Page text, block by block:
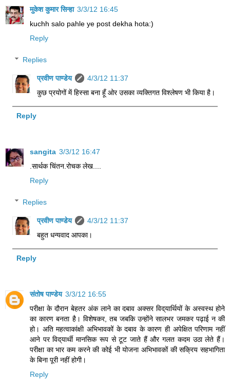
मुकेश कुमार सिन्हा 3/3/12 16:45
kuchh salo pahle ye post dekha hota:)
Reply
Replies
प्रवीण पाण्डेय
4/3/12 11:37
कुछ प्रयोगों में हिस्सा बना हूँ ओर उसका व्यक्तिगत विश्लेषण भी किया है।
Reply
sangita 3/3/12 16:47
.सार्थक चिंतन.रोचक लेख....
Reply
Replies
प्रवीण पाण्डेय
4/3/12 11:37
बहुत धन्यवाद आपका।
Reply
संतोष पाण्डेय 3/3/12 16:55
परीक्षा के दौरान बेहतर अंक लाने का दबाव अक्सर विद्‌यार्थियों के अस्वस्थ होने
का कारण बनता है। विशेषकर, तब जबकि उन्होंने सालभर जमकर पढ़ाई न की
हो। अति महत्वाकांक्षी अभिभावकों के दबाव के कारण ही अपेक्षित परिणाम नहीं
आने पर विद्‌यार्थी मानसिक रूप से टूट जाते हैं और गलत कदम उठा लेते हैं।
परीक्षा का भार कम करने की कोई भी योजना अभिभावकों की सक्रिय सहभागिता
के बिना पूरी नहीं होगी।
Reply